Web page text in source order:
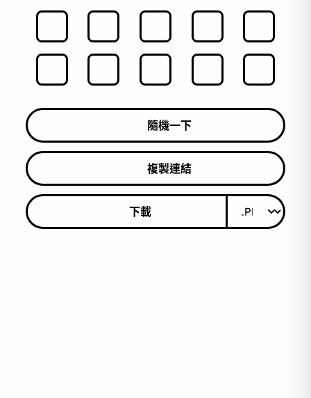
隨機一下
複製連結
下載
目前支援 svg